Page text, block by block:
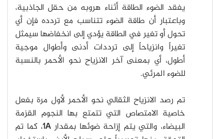
يفقد الضوء الطاقة أثناء هروبه من حقل الجاذبية،
وباعتبار أن طاقة الضوء تتناسب مع تردده فإن أي
تحول أو تغير في الطاقة يؤدي إلى انخفاضها سيمثل
تغيراً وانزياحاً إلى ترددات أدنى وأطوال موجية
أطول، أي بمعنى آخر الانزياح نحو الأحمر بالنسبة
للضوء المرئي.
تم رصد الانزياح الثقالي نحو الأحمر لأول مرة بفعل
خاصية الامتصاص التي تتمتع بها النجوم القزمة
البيضاء، والتي يتم إزاحة ضوئها بمقدار 1A، كما تم